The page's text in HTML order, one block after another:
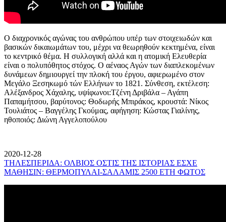
Ο διαχρονικός αγώνας του ανθρώπου υπέρ των στοιχειωδών και
βασικών δικαιωμάτων του, μέχρι να θεωρηθούν κεκτημένα, είναι
το κεντρικό θέμα. Η συλλογική αλλά και η ατομική Ελευθερία
είναι ο πολυπόθητος στόχος. Ο αέναος Αγών των διαπλεκομένων
δυνάμεων δημιουργεί την πλοκή του έργου, αφιερωμένο στον
Μεγάλο Ξεσηκωμό τών Ελλήνων το 1821. Σύνθεση, εκτέλεση:
Αλέξανδρος Χάχαλης, υψίφωνοι:Τζένη Δριβάλα – Αγάπη
Παπαμήτσου, βαρύτονος: Θοδωρής Μπιράκος, κρουστά: Νίκος
Τουλιάτος – Βαγγέλης Γκούμας, αφήγηση: Κώστας Γιαλίνης,
ηθοποιός: Διώνη Αγγελοπούλου
2020-12-28
ΤΗΛΕΣΠΕΡΙΔΑ: ΟΛΒΙΟΣ ΟΣΤΙΣ ΤΗΣ ΙΣΤΟΡΙΑΣ ΕΣΧΕ
ΜΑΘΗΣΙΝ: ΘΕΡΜΟΠΥΛΑΙ-ΣΑΛΑΜΙΣ 2500 ΕΤΗ ΦΩΤΟΣ